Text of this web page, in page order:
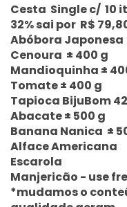
Cesta Single c/ 10
32% sai por R$
Abóbora Japonesa
Cenoura ± 400 g
Mandioquinha ±
Tomate ± 400 g
Tapioca BijuBom
Abacate ± 500 g
Banana Nanica ±
Alface Americana
Escarola
Manjericão - use
*mudamos o